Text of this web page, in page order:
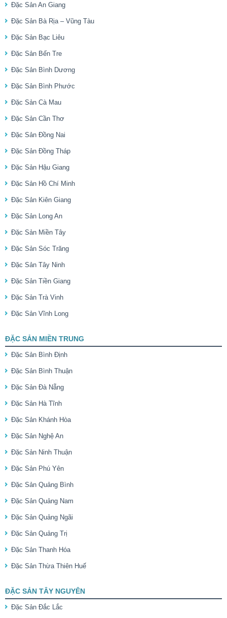
Đặc Sản An Giang
Đặc Sản Bà Rịa – Vũng Tàu
Đặc Sản Bạc Liêu
Đặc Sản Bến Tre
Đặc Sản Bình Dương
Đặc Sản Bình Phước
Đặc Sản Cà Mau
Đặc Sản Cần Thơ
Đặc Sản Đồng Nai
Đặc Sản Đồng Tháp
Đặc Sản Hậu Giang
Đặc Sản Hồ Chí Minh
Đặc Sản Kiên Giang
Đặc Sản Long An
Đặc Sản Miền Tây
Đặc Sản Sóc Trăng
Đặc Sản Tây Ninh
Đặc Sản Tiền Giang
Đặc Sản Trà Vinh
Đặc Sản Vĩnh Long
ĐẶC SẢN MIỀN TRUNG
Đặc Sản Bình Định
Đặc Sản Bình Thuận
Đặc Sản Đà Nẵng
Đặc Sản Hà Tĩnh
Đặc Sản Khánh Hòa
Đặc Sản Nghệ An
Đặc Sản Ninh Thuận
Đặc Sản Phú Yên
Đặc Sản Quảng Bình
Đặc Sản Quảng Nam
Đặc Sản Quảng Ngãi
Đặc Sản Quảng Trị
Đặc Sản Thanh Hóa
Đặc Sản Thừa Thiên Huế
ĐẶC SẢN TÂY NGUYÊN
Đặc Sản Đắc Lắc